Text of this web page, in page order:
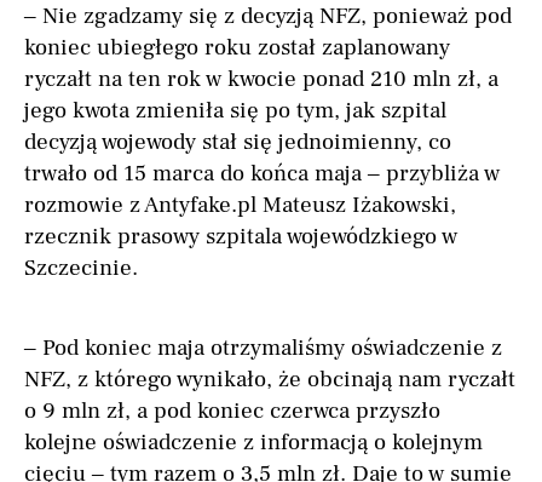
– Nie zgadzamy się z decyzją NFZ, ponieważ pod
koniec ubiegłego roku został zaplanowany
ryczałt na ten rok w kwocie ponad 210 mln zł, a
jego kwota zmieniła się po tym, jak szpital
decyzją wojewody stał się jednoimienny, co
trwało od 15 marca do końca maja – przybliża w
rozmowie z Antyfake.pl Mateusz Iżakowski,
rzecznik prasowy szpitala wojewódzkiego w
Szczecinie.
– Pod koniec maja otrzymaliśmy oświadczenie z
NFZ, z którego wynikało, że obcinają nam ryczałt
o 9 mln zł, a pod koniec czerwca przyszło
kolejne oświadczenie z informacją o kolejnym
cięciu – tym razem o 3,5 mln zł. Daje to w sumie